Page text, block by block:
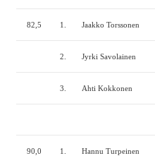
82,5 1. Jaakko Torssonen
2. Jyrki Savolainen
3. Ahti Kokkonen
90,0 1. Hannu Turpeinen